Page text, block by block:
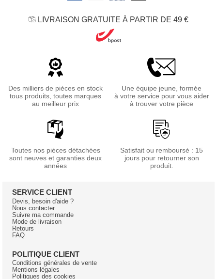
LIVRAISON GRATUITE À PARTIR DE 49 €
Des milliers de pièces en stock
tous produits, toutes marques
au meilleur prix
Une équipe jeune, formée
à votre service pour vous aider
à trouver votre pièce
Toutes nos pièces détachées
sont neuves et garanties deux
années
Satisfait ou remboursé : 15
jours pour retourner son
produit.
SERVICE CLIENT
Devis, besoin d'aide ?
Nous contacter
Suivre ma commande
Mode de livraison
Retours
FAQ
POLITIQUE CLIENT
Conditions générales de vente
Mentions légales
Politiques des cookies